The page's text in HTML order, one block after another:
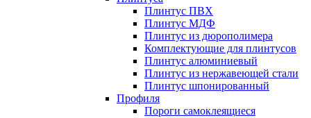
Плинтус ПВХ
Плинтус МДФ
Плинтус из дюрополимера
Комплектующие для плинтусов
Плинтус алюминиевый
Плинтус из нержавеющей стали
Плинтус шпонированный
Профиля
Пороги самоклеящиеся